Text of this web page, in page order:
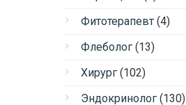
Фитотерапевт (4)
Флеболог (13)
Хирург (102)
Эндокринолог (130)